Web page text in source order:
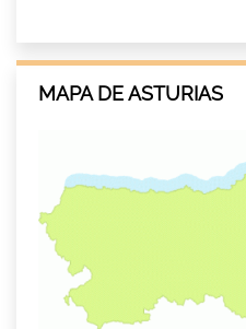
MAPA DE ASTURIAS